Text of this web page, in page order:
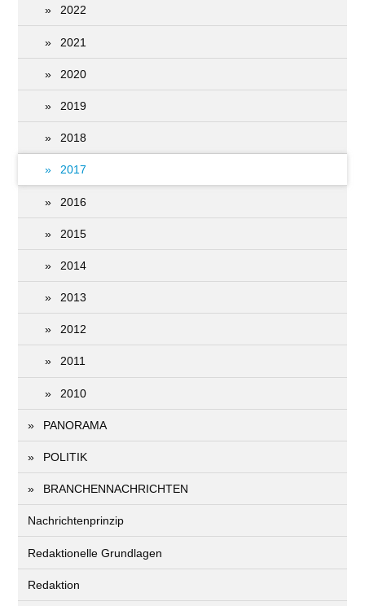
2022
2021
2020
2019
2018
2017
2016
2015
2014
2013
2012
2011
2010
PANORAMA
POLITIK
BRANCHENNACHRICHTEN
Nachrichtenprinzip
Redaktionelle Grundlagen
Redaktion